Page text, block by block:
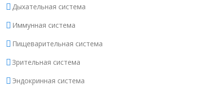
Дыхательная система
Иммунная система
Пищеварительная система
Зрительная система
Эндокринная система